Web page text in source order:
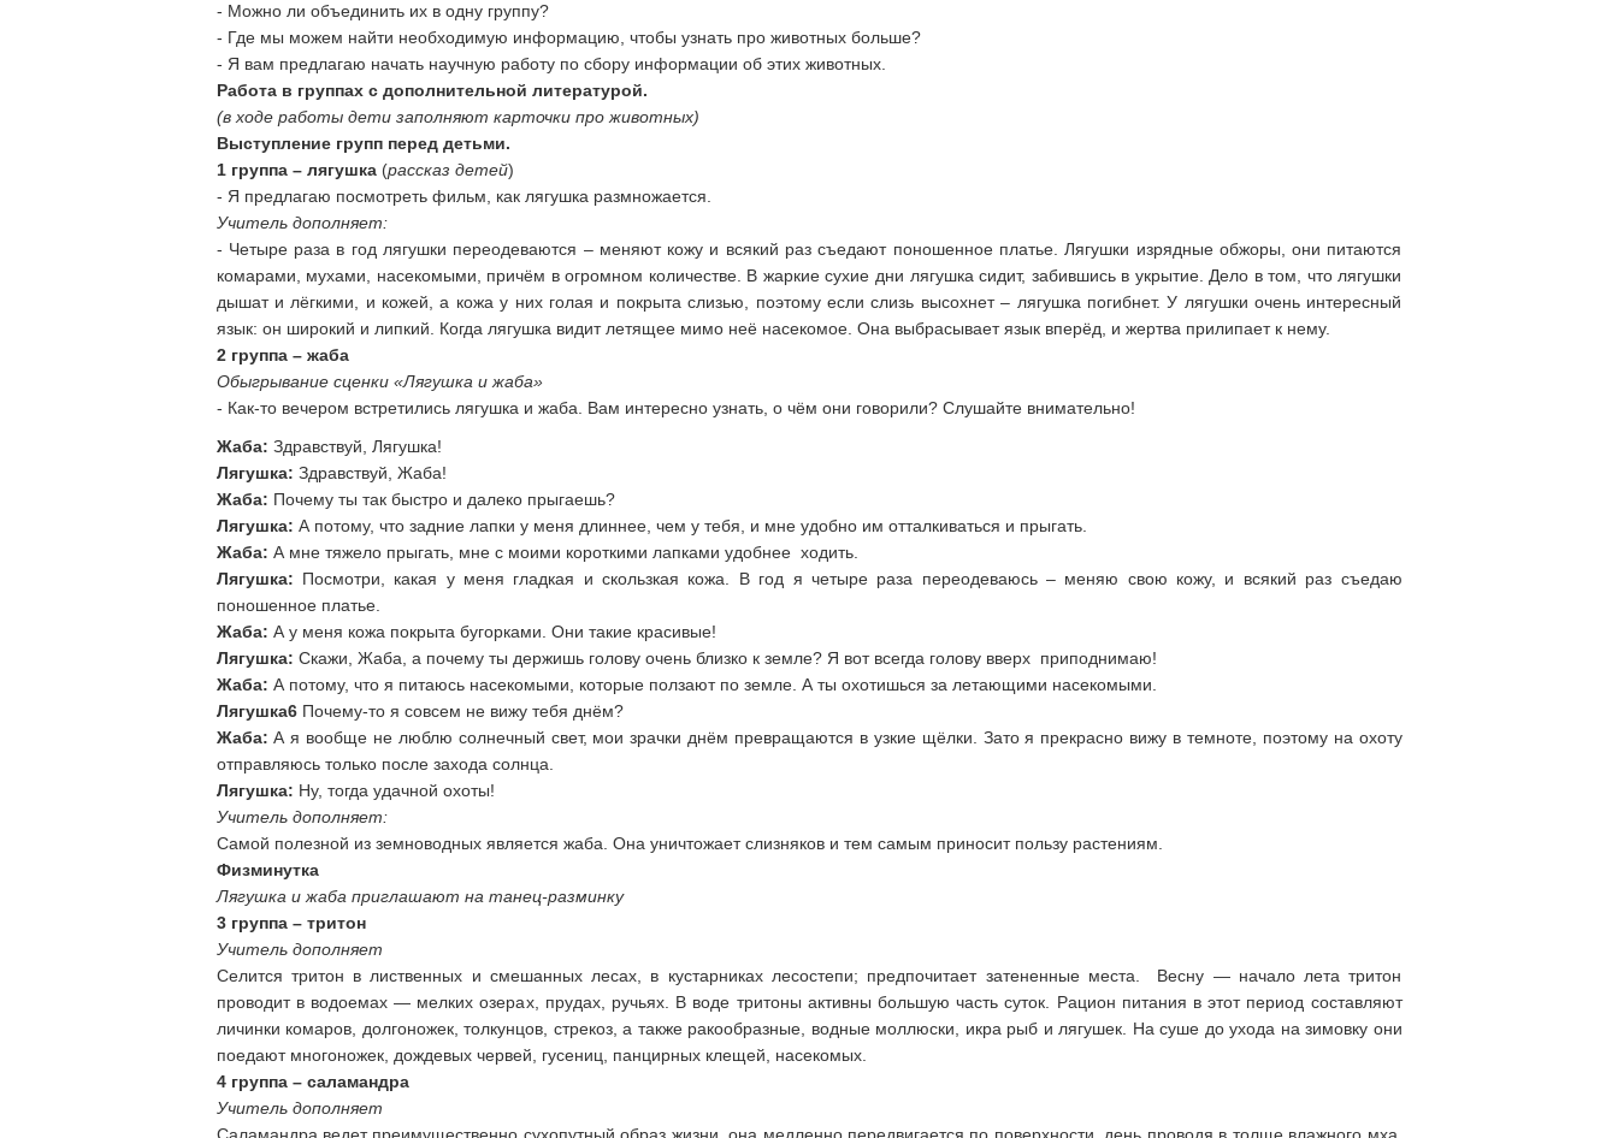
- Можно ли объединить их в одну группу?
- Где мы можем найти необходимую информацию, чтобы узнать про животных больше?
- Я вам предлагаю начать научную работу по сбору информации об этих животных.
Работа в группах с дополнительной литературой.
(в ходе работы дети заполняют карточки про животных)
Выступление групп перед детьми.
1 группа – лягушка(рассказ детей)
- Я предлагаю посмотреть фильм, как лягушка размножается.
Учитель дополняет:
- Четыре раза в год лягушки переодеваются – меняют кожу и всякий раз съедают поношенное платье. Лягушки изрядные обжоры, они питаются
комарами, мухами, насекомыми, причём в огромном количестве. В жаркие сухие дни лягушка сидит, забившись в укрытие. Дело в том, что лягушки
дышат и лёгкими, и кожей, а кожа у них голая и покрыта слизью, поэтому если слизь высохнет – лягушка погибнет. У лягушки очень интересный
язык: он широкий и липкий. Когда лягушка видит летящее мимо неё насекомое. Она выбрасывает язык вперёд, и жертва прилипает к нему.
2 группа – жаба
Обыгрывание сценки «Лягушка и жаба»
- Как-то вечером встретились лягушка и жаба. Вам интересно узнать, о чём они говорили? Слушайте внимательно!
Жаба: Здравствуй, Лягушка!
Лягушка: Здравствуй, Жаба!
Жаба: Почему ты так быстро и далеко прыгаешь?
Лягушка: А потому, что задние лапки у меня длиннее, чем у тебя, и мне удобно им отталкиваться и прыгать.
Жаба: А мне тяжело прыгать, мне с моими короткими лапками удобнее ходить.
Лягушка: Посмотри, какая у меня гладкая и скользкая кожа. В год я четыре раза переодеваюсь – меняю свою кожу, и всякий раз съедаю
поношенное платье.
Жаба: А у меня кожа покрыта бугорками. Они такие красивые!
Лягушка: Скажи, Жаба, а почему ты держишь голову очень близко к земле? Я вот всегда голову вверх приподнимаю!
Жаба: А потому, что я питаюсь насекомыми, которые ползают по земле. А ты охотишься за летающими насекомыми.
Лягушка6Почему-то я совсем не вижу тебя днём?
Жаба: А я вообще не люблю солнечный свет, мои зрачки днём превращаются в узкие щёлки. Зато я прекрасно вижу в темноте, поэтому на охоту
отправляюсь только после захода солнца.
Лягушка: Ну, тогда удачной охоты!
Учитель дополняет:
Самой полезной из земноводных является жаба. Она уничтожает слизняков и тем самым приносит пользу растениям.
Физминутка
Лягушка и жаба приглашают на танец-разминку
3 группа – тритон
Учитель дополняет
Селится тритон в лиственных и смешанных лесах, в кустарниках лесостепи; предпочитает затененные места. Весну — начало лета тритон
проводит в водоемах — мелких озерах, прудах, ручьях. В воде тритоны активны большую часть суток. Рацион питания в этот период составляют
личинки комаров, долгоножек, толкунцов, стрекоз, а также ракообразные, водные моллюски, икра рыб и лягушек. На суше до ухода на зимовку они
поедают многоножек, дождевых червей, гусениц, панцирных клещей, насекомых.
4 группа – саламандра
Учитель дополняет